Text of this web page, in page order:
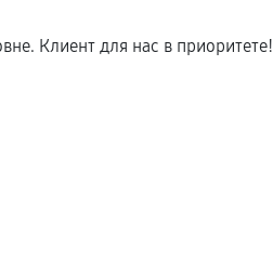
Клиент для нас в приоритете!